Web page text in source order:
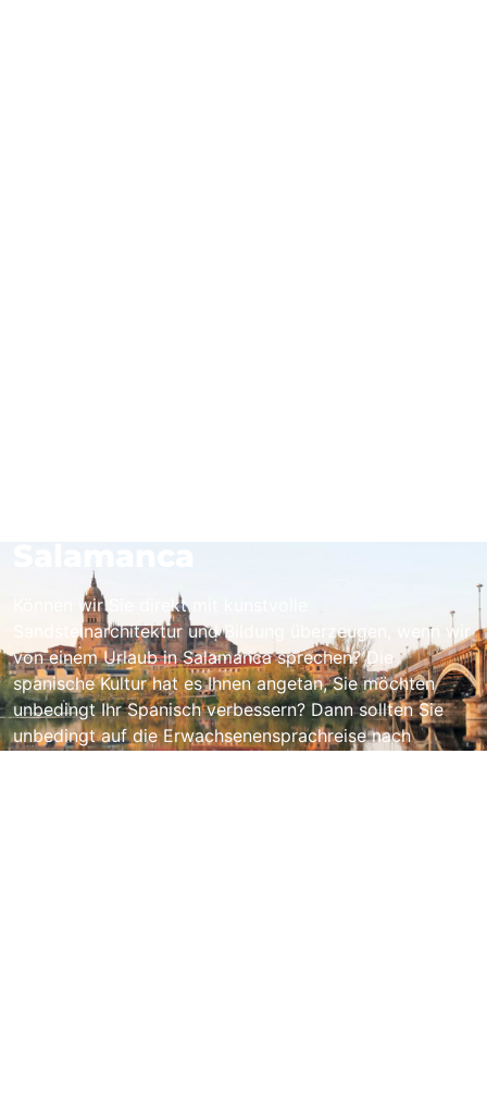
Können wir Sie direkt mit kunstvolle
Sandsteinarchitektur und Bildung überzeugen, wenn wir
von einem Urlaub in Salamanca sprechen? Die
spanische Kultur hat es Ihnen angetan, Sie möchten
unbedingt Ihr Spanisch verbessern? Dann sollten Sie
unbedingt auf die Erwachsenensprachreise nach